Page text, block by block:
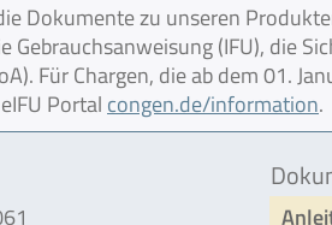
Dokumente zu unseren
Gebrauchsanweisung (IFU), die
Für Chargen, die ab dem 01.
Portal congen.de/information.